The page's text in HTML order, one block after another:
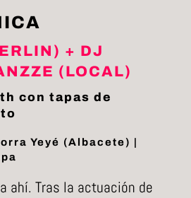
+ DJ
(LOCAL)
con tapas de
Yeyé (Albacete) |
ahí. Tras la actuación de